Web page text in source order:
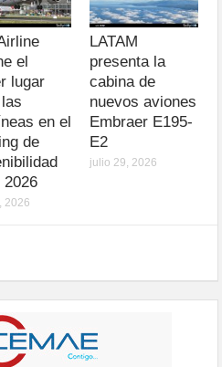
el
lugar
en el
de
2026
2026
LATAM
presenta la
cabina de
nuevos aviones
Embraer E195-
E2
julio 29, 2026